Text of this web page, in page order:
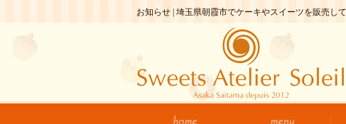
お知らせ | 埼玉県朝霞市でケーキやスイーツを販売し